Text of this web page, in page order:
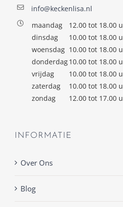
info@keckenlisa.nl
maandag
12.00 tot 18.00 u
dinsdag
10.00 tot 18.00 u
woensdag 10.00 tot 18.00 u
donderdag10.00 tot 18.00 u
vrijdag
10.00 tot 18.00 u
zaterdag
10.00 tot 18.00 u
zondag
12.00 tot 17.00 u
INFORMATIE
Over Ons
Blog